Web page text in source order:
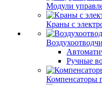
Модули
Краны с
Ручные
Компенсаторы